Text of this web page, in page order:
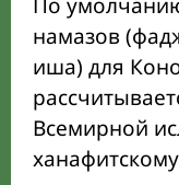
намазов
иша) для
Всемирной